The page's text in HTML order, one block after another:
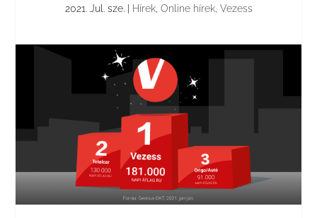
2021. Jul. sze.| Hírek, Online hírek, Vezess